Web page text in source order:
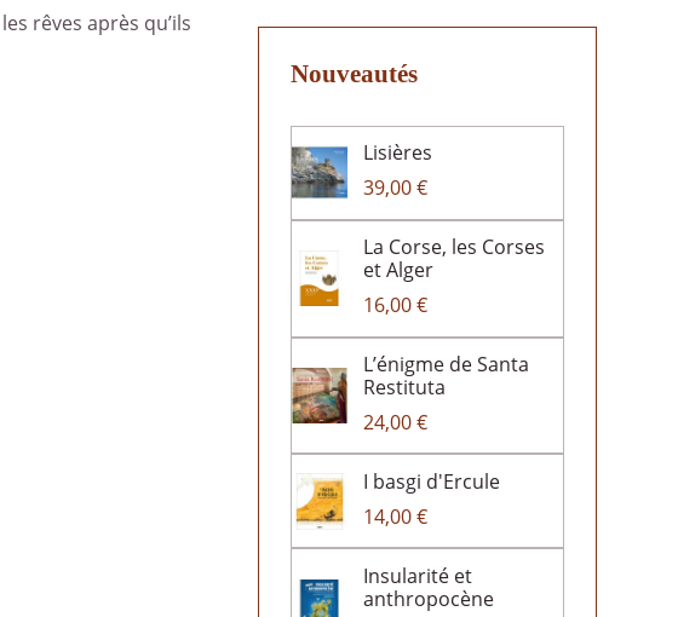
rêves après qu’ils
Nouveautés
Lisières
39,00 €
La Corse, les Corses
et Alger
16,00 €
L’énigme de Santa
Restituta
24,00 €
I basgi d'Ercule
14,00 €
Insularité et
anthropocène